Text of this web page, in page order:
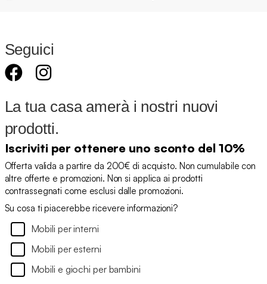
Seguici
La tua casa amerà i nostri nuovi
prodotti.
Iscriviti per ottenere uno sconto del 10%
Offerta valida a partire da 200€ di acquisto. Non cumulabile con
altre offerte e promozioni. Non si applica ai prodotti
contrassegnati come esclusi dalle promozioni.
Su cosa ti piacerebbe ricevere informazioni?
Mobili per interni
Mobili per esterni
Mobili e giochi per bambini